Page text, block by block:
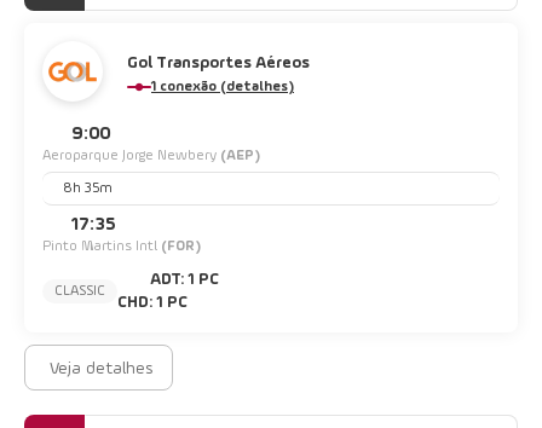
Gol Transportes Aéreos
1 conexão (detalhes)
9:00
Aeroparque Jorge Newbery (AEP)
8h 35m
17:35
Pinto Martins Intl (FOR)
CLASSIC
ADT: 1 PC
CHD: 1 PC
Veja detalhes